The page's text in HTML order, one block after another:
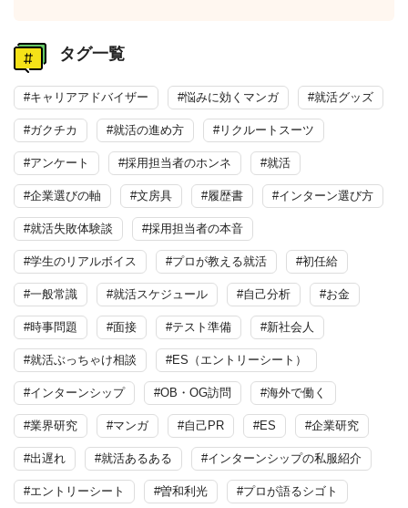
タグ一覧
#キャリアアドバイザー #悩みに効くマンガ #就活グッズ
#ガクチカ #就活の進め方 #リクルートスーツ
#アンケート #採用担当者のホンネ #就活
#企業選びの軸 #文房具 #履歴書 #インターン選び方
#就活失敗体験談 #採用担当者の本音
#学生のリアルボイス #プロが教える就活 #初任給
#一般常識 #就活スケジュール #自己分析 #お金
#時事問題 #面接 #テスト準備 #新社会人
#就活ぶっちゃけ相談 #ES（エントリーシート）
#インターンシップ #OB・OG訪問 #海外で働く
#業界研究 #マンガ #自己PR #ES #企業研究
#出遅れ #就活あるある #インターンシップの私服紹介
#エントリーシート #曽和利光 #プロが語るシゴト